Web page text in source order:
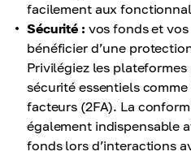
facilement aux
Sécurité : vos fonds et
bénéficier d’une
Privilégiez les
sécurité essentiels
facteurs (2FA). La
également indispensable
fonds lors d’interactions